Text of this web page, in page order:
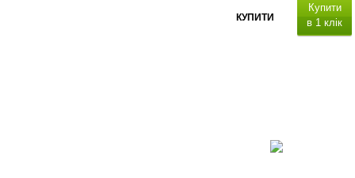
КУПИТИ
Купити
в 1 клік